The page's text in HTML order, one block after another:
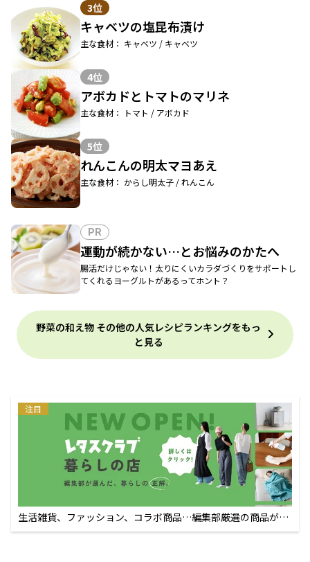
3位
キャベツの塩昆布漬け
主な食材： キャベツ / キャベツ
4位
アボカドとトマトのマリネ
主な食材： トマト / アボカド
5位
れんこんの明太マヨあえ
主な食材： からし明太子 / れんこん
PR
運動が続かない…とお悩みのかたへ
腸活だけじゃない！太りにくいカラダづくりをサポートし
てくれるヨーグルトがあるってホント？
野菜の和え物 その他の人気レシピランキングをもっ
と見る
注目
生活雑貨、ファッション、コラボ商品…編集部厳選の商品が買
えるECサイト